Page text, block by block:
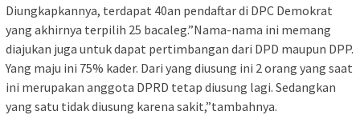
Diungkapkannya, terdapat 40an pendaftar di DPC Demokrat
yang akhirnya terpilih 25 bacaleg.”Nama-nama ini memang
diajukan juga untuk dapat pertimbangan dari DPD maupun DPP.
Yang maju ini 75% kader. Dari yang diusung ini 2 orang yang saat
ini merupakan anggota DPRD tetap diusung lagi. Sedangkan
yang satu tidak diusung karena sakit,”tambahnya.